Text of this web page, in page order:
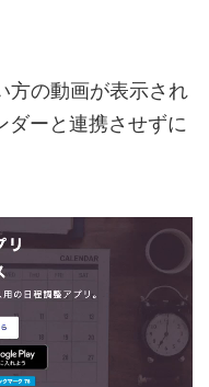
の動画が表示され
ダーと連携させずに